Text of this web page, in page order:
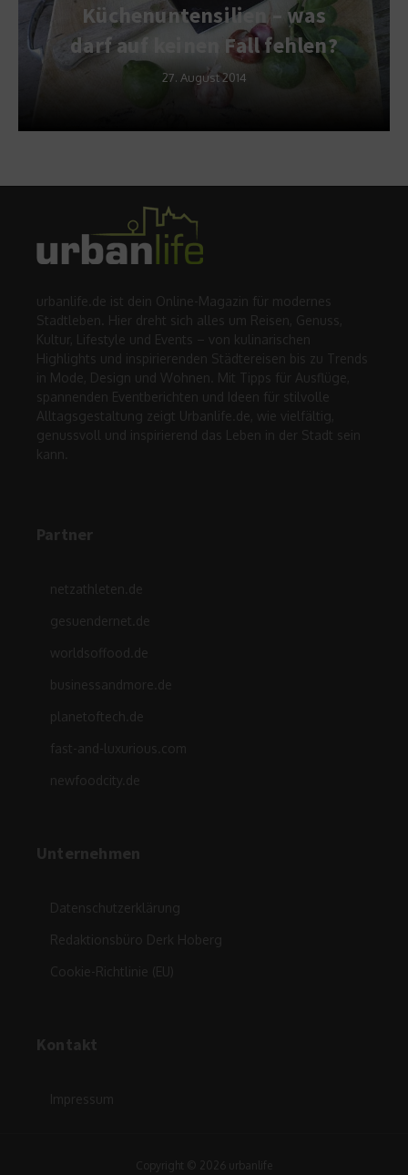
Küchenuntensilien – was
darf auf keinen Fall fehlen?
27. August 2014
urbanlife.de ist dein Online-Magazin für modernes
Stadtleben. Hier dreht sich alles um Reisen, Genuss,
Kultur, Lifestyle und Events – von kulinarischen
Highlights und inspirierenden Städtereisen bis zu Trends
in Mode, Design und Wohnen. Mit Tipps für Ausflüge,
spannenden Eventberichten und Ideen für stilvolle
Alltagsgestaltung zeigt Urbanlife.de, wie vielfältig,
genussvoll und inspirierend das Leben in der Stadt sein
kann.
Partner
netzathleten.de
gesuendernet.de
worldsoffood.de
businessandmore.de
planetoftech.de
fast-and-luxurious.com
newfoodcity.de
Unternehmen
Datenschutzerklärung
Redaktionsbüro Derk Hoberg
Cookie-Richtlinie (EU)
Kontakt
Impressum
Copyright © 2026 urbanlife